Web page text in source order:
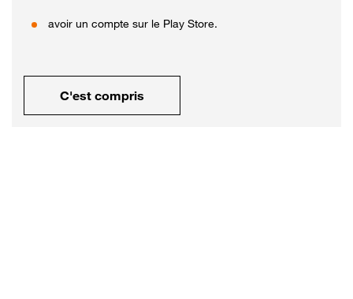
avoir un compte sur le Play Store.
C'est compris